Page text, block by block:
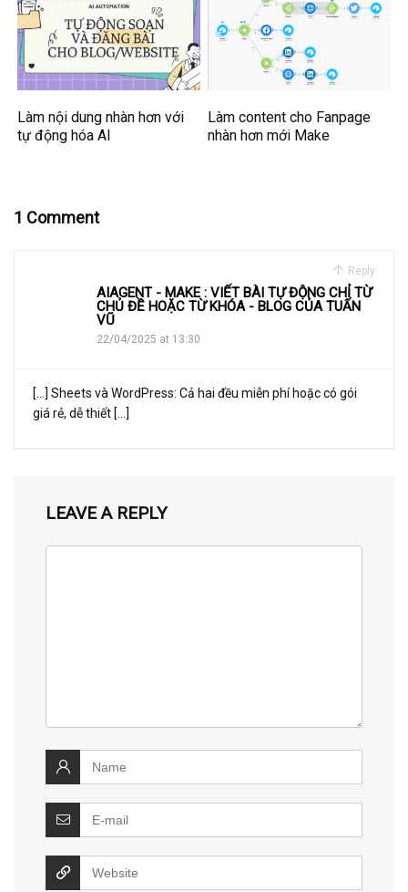
Làm nội dung nhàn hơn với
tự động hóa AI
Làm content cho Fanpage
nhàn hơn mới Make
1 Comment
Reply
AIAGENT - MAKE : VIẾT BÀI TỰ ĐỘNG CHỈ TỪ
CHỦ ĐỀ HOẶC TỪ KHÓA - BLOG CỦA TUẤN
VŨ
22/04/2025 at 13:30
[…] Sheets và WordPress: Cả hai đều miễn phí hoặc có gói
giá rẻ, dễ thiết […]
LEAVE A REPLY